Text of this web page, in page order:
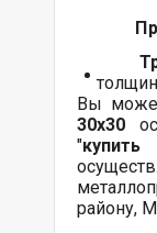
Вы
30х30
"купить
району,